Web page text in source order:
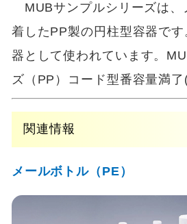
MUBサンプルシリーズは、
着したPP製の円柱型容器で
器として使われています。
ズ（PP）コード型番容量満
関連情報
メールボトル（PE）